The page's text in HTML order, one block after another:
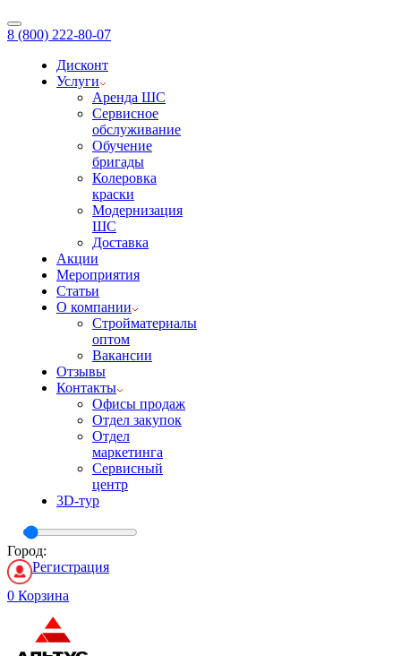
8 (800) 222-80-07
Дисконт
Услуги
Аренда ШС
Сервисное
обслуживание
Обучение
бригады
Колеровка
краски
Модернизация
ШС
Доставка
Акции
Мероприятия
Статьи
О компании
Стройматериалы
оптом
Вакансии
Отзывы
Контакты
Офисы продаж
Отдел закупок
Отдел
маркетинга
Сервисный
центр
3D-тур
Город:
Регистрация
0 Корзина